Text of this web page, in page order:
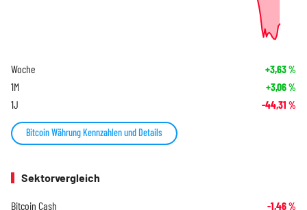
Woche +3,63%
1M +3,06%
1J -44,31 %
Bitcoin Währung Kennzahlen und Details
Sektorvergleich
Bitcoin Cash -1,46%